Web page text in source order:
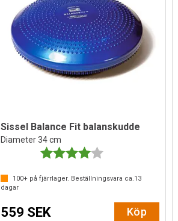
Sissel Balance Fit balanskudde
Diameter 34 cm
Betyg:
100+ på fjärrlager. Beställningsvara ca.13
dagar
559 SEK Köp